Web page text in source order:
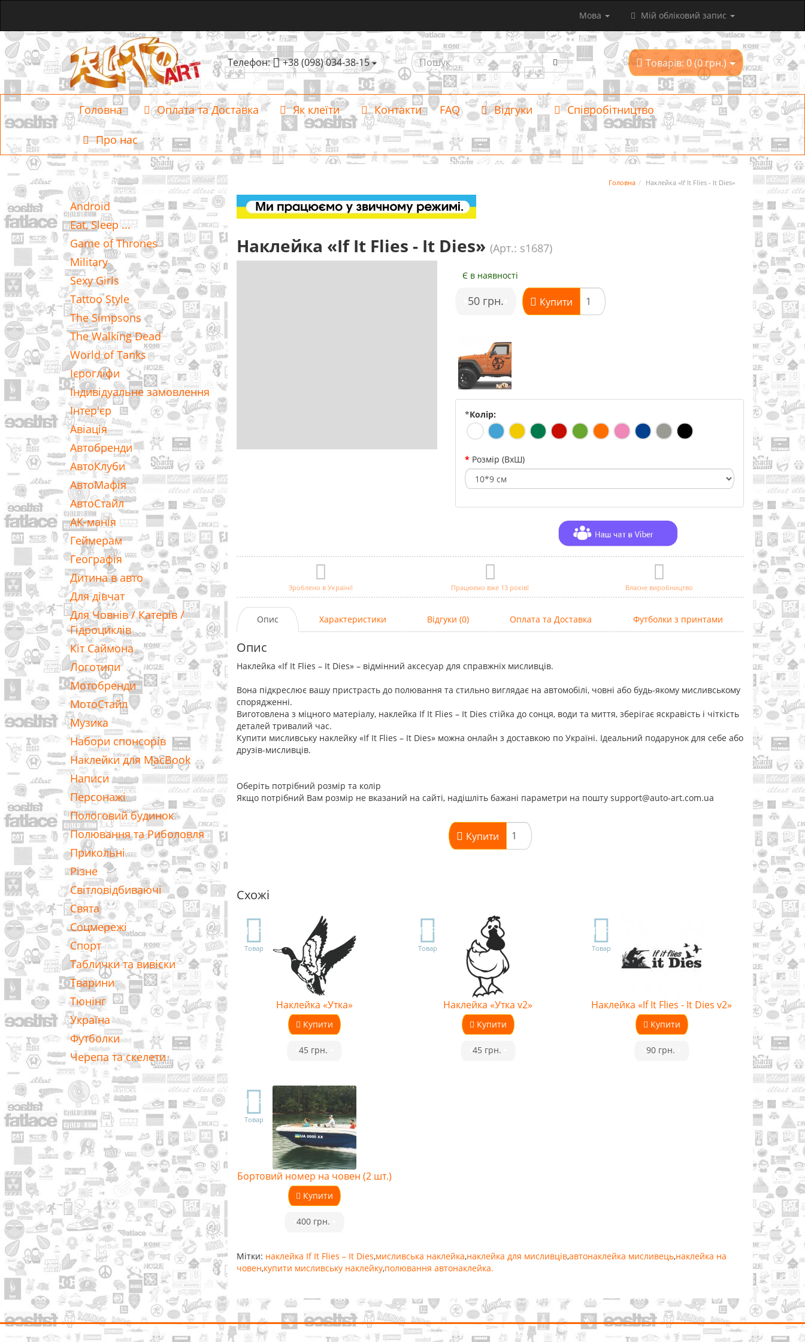
Мова Мій обліковий запис
Телефон: +38 (098) 034-38-15 Товарів: 0 (0 грн.)
Головна Оплата та Доставка Як клеїти Контакти FAQ Відгуки Співробітництво
Про нас
Категорії
Android
Eat, Sleep ...
Game of Thrones
Military
Sexy Girls
Tattoo Style
The Simpsons
The Walking Dead
World of Tanks
Ієрогліфи
Індивідуальне замовлення
Інтер'єр
Авіація
Автобренди
АвтоКлуби
АвтоМафія
АвтоСтайл
АК-манія
Геймерам
Географія
Дитина в авто
Для дівчат
Для Човнів / Катерів /
Гідроциклів
Кіт Саймона
Логотипи
Мотобренди
МотоСтайл
Музика
Набори спонсорів
Наклейки для MacBook
Написи
Персонажі
Пологовий будинок
Полювання та Риболовля
Прикольні
Різне
Світловідбиваючі
Свята
Соцмережі
Спорт
Таблички та вивіски
Тварини
Тюнінг
Україна
Футболки
Черепа та скелети
Головна Наклейка «If It Flies - It Dies»
Наклейка «If It Flies - It Dies» (Арт.: s1687)
Є в наявності
50 грн. Купити
*Колір:
Розмір (ВхШ)
Зроблено в Україні! Працюємо вже 13 років! Власне виробництво
Опис Характеристики Відгуки (0) Оплата та Доставка Футболки з принтами
Опис
Наклейка «If It Flies – It Dies» – відмінний аксесуар для справжніх мисливців.
Вона підкреслює вашу пристрасть до полювання та стильно виглядає на автомобілі, човні або будь-якому мисливському
спорядженні.
Виготовлена з міцного матеріалу, наклейка If It Flies – It Dies стійка до сонця, води та миття, зберігає яскравість і чіткість
деталей тривалий час.
Купити мисливську наклейку «If It Flies – It Dies» можна онлайн з доставкою по Україні. Ідеальний подарунок для себе або
друзів-мисливців.
Оберіть потрібний розмір та колір
Якщо потрібний Вам розмір не вказаний на сайті, надішліть бажані параметри на пошту support@auto-art.com.ua
Купити
Схожі
TOP
Товар
Наклейка «Утка»
Купити
45 грн.
TOP
Товар
Наклейка «Утка v2»
Купити
45 грн.
TOP
Товар
Наклейка «If It Flies - It Dies v2»
Купити
90 грн.
TOP
Товар
Бортовий номер на човен (2 шт.)
Купити
400 грн.
Мітки: наклейка If It Flies – It Dies,мисливська наклейка,наклейка для мисливців,автонаклейка мисливець,наклейка на
човен,купити мисливську наклейку,полювання автонаклейка.